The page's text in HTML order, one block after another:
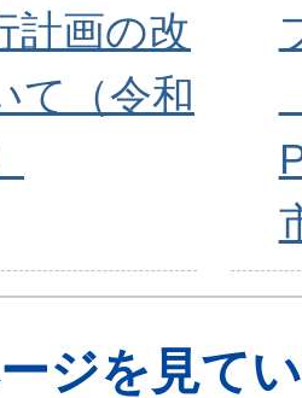
計画の改
て（令和
ジを見て